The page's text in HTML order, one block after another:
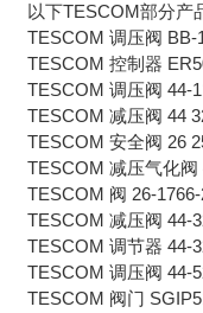
以下TESCOM部分产
TESCOM 调压阀 BB-
TESCOM 控制器
TESCOM 调压阀 44-
TESCOM 减压阀 44
TESCOM 安全阀 26
TESCOM 减压气化阀
TESCOM 阀 26-
TESCOM 减压阀 44-
TESCOM 调节器 44-
TESCOM 调压阀 44-
TESCOM 阀门